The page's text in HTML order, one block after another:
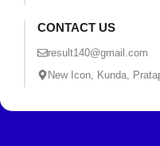
CONTACT US
result140@gmail.com
New Icon, Kunda,